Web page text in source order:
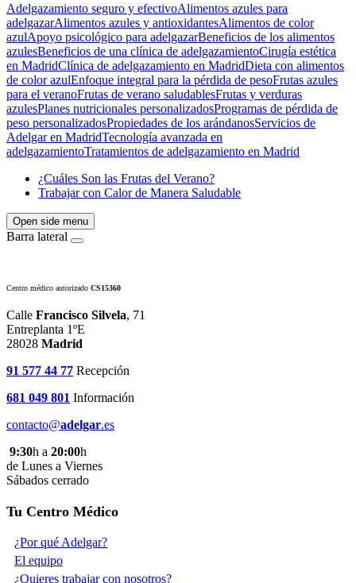
Adelgazamiento seguro y efectivoAlimentos azules para
adelgazarAlimentos azules y antioxidantesAlimentos de color
azulApoyo psicológico para adelgazarBeneficios de los alimentos
azulesBeneficios de una clínica de adelgazamientoCirugía estética
en MadridClínica de adelgazamiento en MadridDieta con alimentos
de color azulEnfoque integral para la pérdida de pesoFrutas azules
para el veranoFrutas de verano saludablesFrutas y verduras
azulesPlanes nutricionales personalizadosProgramas de pérdida de
peso personalizadosPropiedades de los arándanosServicios de
Adelgar en MadridTecnología avanzada en
adelgazamientoTratamientos de adelgazamiento en Madrid
¿Cuáles Son las Frutas del Verano?
Trabajar con Calor de Manera Saludable
Open side menu
Barra lateral
Centro médico autorizado CS15360
Calle Francisco Silvela, 71
Entreplanta 1ºE
28028 Madrid
91 577 44 77 Recepción
681 049 801 Información
contacto@adelgar.es
9:30h a 20:00h
de Lunes a Viernes
Sábados cerrado
Tu Centro Médico
¿Por qué Adelgar?
El equipo
¿Quieres trabajar con nosotros?